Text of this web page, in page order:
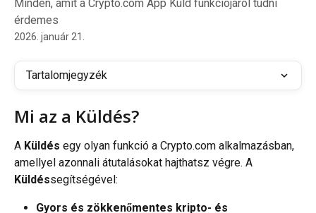
Minden, amit a Crypto.com App Küld funkciójáról tudni
érdemes
2026. január 21.
Tartalomjegyzék
Mi az a Küldés?
A Küldés egy olyan funkció a Crypto.com alkalmazásban,
amellyel azonnali átutalásokat hajthatsz végre. A
Küldéssegítségével:
Gyors és zökkenőmentes kripto- és